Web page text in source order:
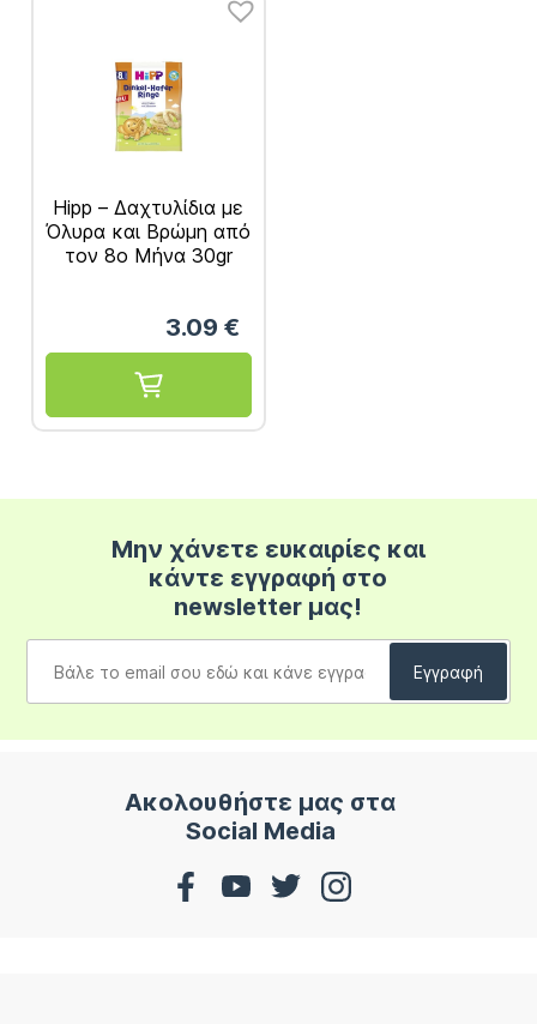
Ηipp – Δαχτυλίδια με
Όλυρα και Βρώμη από
τον 8ο Mήνα 30gr
3.09 €
Μην χάνετε ευκαιρίες και
κάντε εγγραφή στο
newsletter μας!
Ακολουθήστε μας στα
Social Media